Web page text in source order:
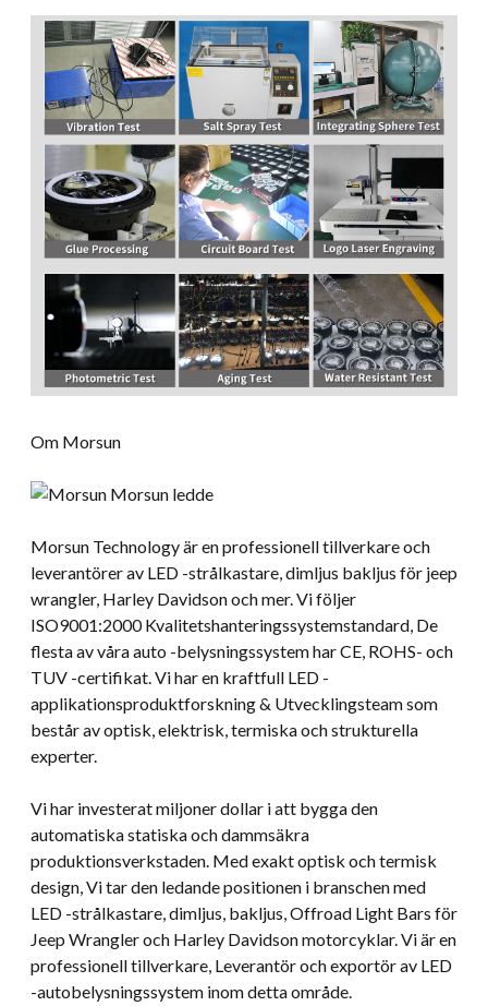
Om Morsun
Morsun Technology är en professionell tillverkare och
leverantörer av LED -strålkastare, dimljus bakljus för jeep
wrangler, Harley Davidson och mer. Vi följer
ISO9001:2000 Kvalitetshanteringssystemstandard, De
flesta av våra auto -belysningssystem har CE, ROHS- och
TUV -certifikat. Vi har en kraftfull LED -
applikationsproduktforskning & Utvecklingsteam som
består av optisk, elektrisk, termiska och strukturella
experter.
Vi har investerat miljoner dollar i att bygga den
automatiska statiska och dammsäkra
produktionsverkstaden. Med exakt optisk och termisk
design, Vi tar den ledande positionen i branschen med
LED -strålkastare, dimljus, bakljus, Offroad Light Bars för
Jeep Wrangler och Harley Davidson motorcyklar. Vi är en
professionell tillverkare, Leverantör och exportör av LED
-autobelysningssystem inom detta område.